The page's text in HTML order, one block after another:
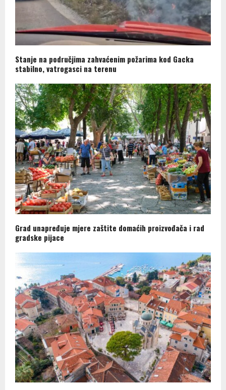
Stanje na područjima zahvaćenim požarima kod Gacka
stabilno, vatrogasci na terenu
Grad unapređuje mjere zaštite domaćih proizvođača i rad
gradske pijace